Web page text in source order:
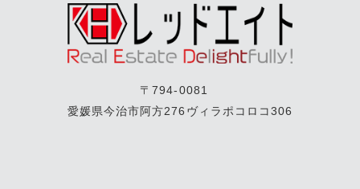
〒794-0081
愛媛県今治市阿方276ヴィラポコロコ306